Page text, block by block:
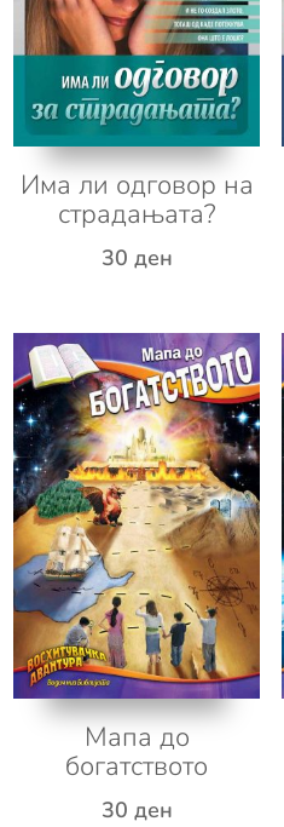
Има ли одговор на
страдањата?
30 ден
Мапа до
богатството
30 ден